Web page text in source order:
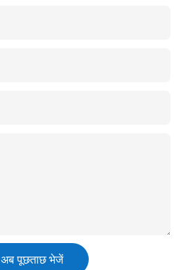
अब पूछताछ भेजें